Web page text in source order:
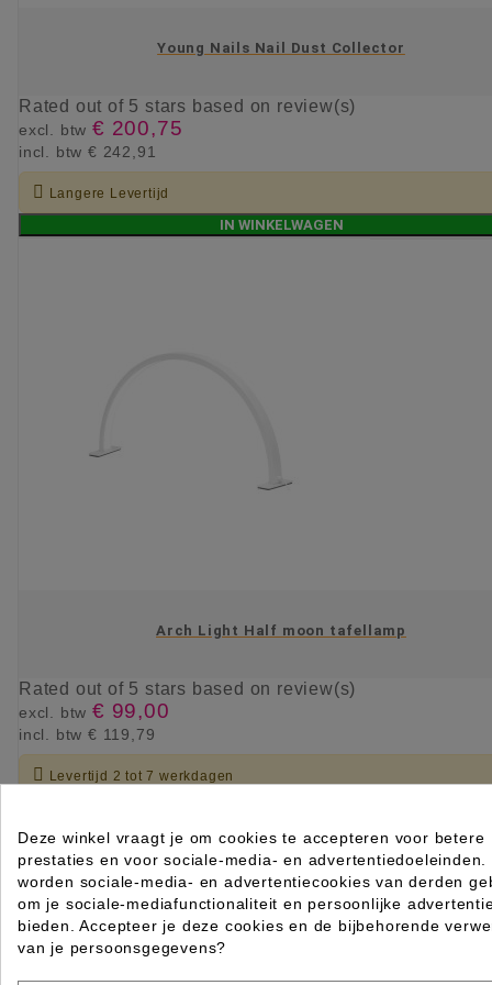
Young Nails Nail Dust Collector
Rated out of 5 stars based on review(s)
excl. btw € 200,75
incl. btw € 242,91
 Langere Levertijd
IN WINKELWAGEN
Arch Light Half moon tafellamp
Rated out of 5 stars based on review(s)
excl. btw € 99,00
incl. btw € 119,79
 Levertijd 2 tot 7 werkdagen
Deze winkel vraagt je om cookies te accepteren voor betere
prestaties en voor sociale-media- en advertentiedoeleinden.
worden sociale-media- en advertentiecookies van derden
om je sociale-mediafunctionaliteit en persoonlijke
bieden. Accepteer je deze cookies en de bijbehorende
van je persoonsgegevens?